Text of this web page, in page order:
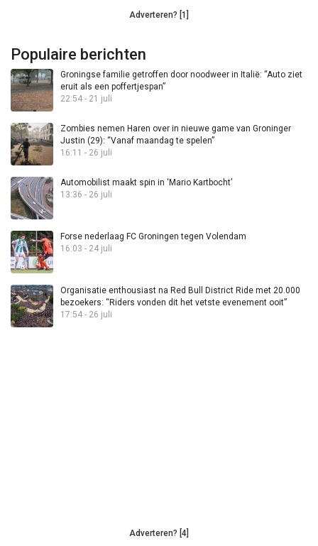
Adverteren? [1]
Populaire berichten
Groningse familie getroffen door noodweer in Italië: “Auto ziet
eruit als een poffertjespan”
22:54 - 21 juli
Zombies nemen Haren over in nieuwe game van Groninger
Justin (29): “Vanaf maandag te spelen”
16:11 - 26 juli
Automobilist maakt spin in ‘Mario Kartbocht’
13:36 - 26 juli
Forse nederlaag FC Groningen tegen Volendam
16:03 - 24 juli
Organisatie enthousiast na Red Bull District Ride met 20.000
bezoekers: “Riders vonden dit het vetste evenement ooit”
17:54 - 26 juli
Adverteren? [4]